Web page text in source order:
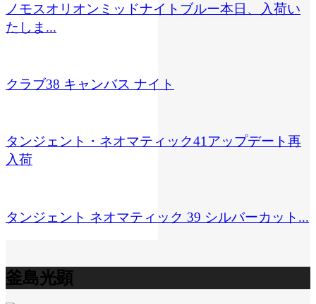
ノモスオリオンミッドナイトブルー本日、入荷い
たしま...
クラブ38 キャンバス ナイト
タンジェント・ネオマティック41アップデート再
入荷
タンジェント ネオマティック 39 シルバーカット...
釜島光顕